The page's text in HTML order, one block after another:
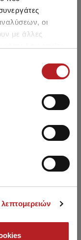
οι
με άλλες
Merino Μάλλινη
28,20 € έως 34,65 €